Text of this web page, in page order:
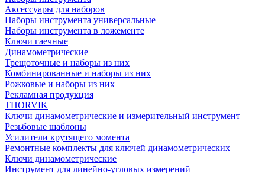
Аксессуары для наборов
Наборы инструмента универсальные
Наборы инструмента в ложементе
Ключи гаечные
Динамометрические
Трещоточные и наборы из них
Комбинированные и наборы из них
Рожковые и наборы из них
Рекламная продукция
THORVIK
Ключи динамометрические и измерительный инструмент
Резьбовые шаблоны
Усилители крутящего момента
Ремонтные комплекты для ключей динамометрических
Ключи динамометрические
Инструмент для линейно-угловых измерений